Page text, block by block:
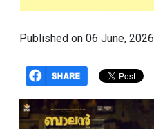
Published on 06 June, 2026